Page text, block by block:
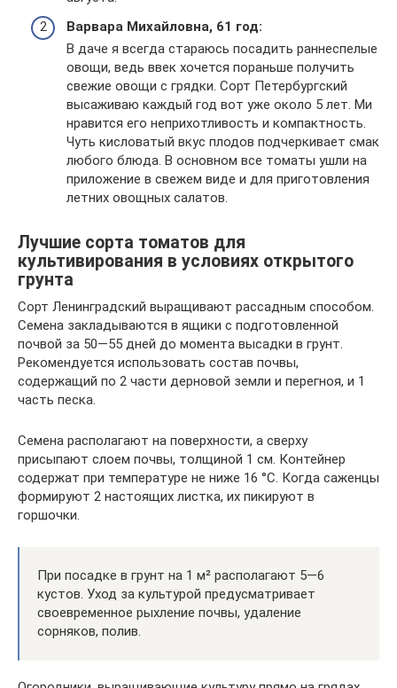
Варвара Михайловна, 61 год:
В даче я всегда стараюсь посадить раннеспелые
овощи, ведь ввек хочется пораньше получить
свежие овощи с грядки. Сорт Петербургский
высаживаю каждый год вот уже около 5 лет. Ми
нравится его неприхотливость и компактность.
Чуть кисловатый вкус плодов подчеркивает смак
любого блюда. В основном все томаты ушли на
приложение в свежем виде и для приготовления
летних овощных салатов.
Лучшие сорта томатов для
культивирования в условиях открытого
грунта
Сорт Ленинградский выращивают рассадным способом.
Семена закладываются в ящики с подготовленной
почвой за 50—55 дней до момента высадки в грунт.
Рекомендуется использовать состав почвы,
содержащий по 2 части дерновой земли и перегноя, и 1
часть песка.
Семена располагают на поверхности, а сверху
присыпают слоем почвы, толщиной 1 см. Контейнер
содержат при температуре не ниже 16 °C. Когда саженцы
формируют 2 настоящих листка, их пикируют в
горшочки.
При посадке в грунт на 1 м² располагают 5—6
кустов. Уход за культурой предусматривает
своевременное рыхление почвы, удаление
сорняков, полив.